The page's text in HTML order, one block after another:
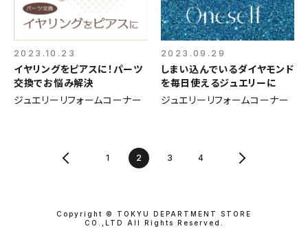
2023.10.23
イヤリングをピアスに！パーツ
交換でお悩み解決
ジュエリーリフォームコーナー
2023.09.29
しまい込んでいるダイヤモンド
を毎日使えるジュエリーに
ジュエリーリフォームコーナー
1 2 3 4
Copyright © TOKYU DEPARTMENT STORE
CO.,LTD All Rights Reserved.